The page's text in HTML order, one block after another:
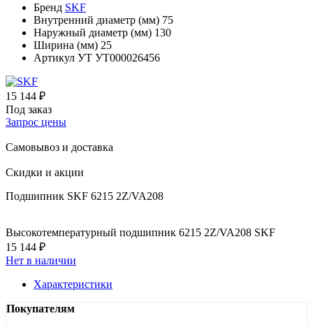
Бренд SKF
Внутренний диаметр (мм) 75
Наружный диаметр (мм) 130
Ширина (мм) 25
Артикул УТ УТ000026456
15 144 ₽
Под заказ
Запрос цены
Самовывоз и доставка
Скидки и акции
Подшипник SKF 6215 2Z/VA208
Высокотемпературный подшипник 6215 2Z/VA208 SKF
15 144 ₽
Нет в наличии
Характеристики
Покупателям